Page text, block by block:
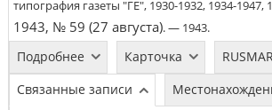
типография газеты "ГЕ",1930-1932, 1934-1947,
1943, № 59 (27 августа). —1943.
Подробнее Карточка
Связанные записи